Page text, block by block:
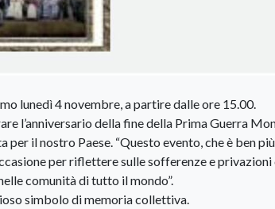
lunedì 4 novembre, a partire dalle ore 15.00.
l’anniversario della fine della Prima Guerra
il nostro Paese. “Questo evento, che è ben
per riflettere sulle sofferenze e privazioni
comunità di tutto il mondo”.
simbolo di memoria collettiva.